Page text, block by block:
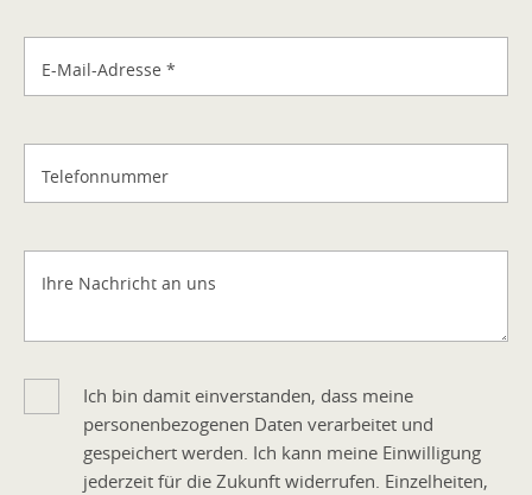
E-Mail-Adresse *
Telefonnummer
Ihre Nachricht an uns
Ich bin damit einverstanden, dass meine
personenbezogenen Daten verarbeitet und
gespeichert werden. Ich kann meine Einwilligung
jederzeit für die Zukunft widerrufen. Einzelheiten,